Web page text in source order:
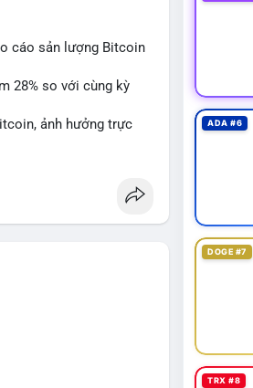
cáo sản lượng Bitcoin
28% so với cùng kỳ
ảnh hưởng trực
ADA #6
DOGE #7
TRX #8